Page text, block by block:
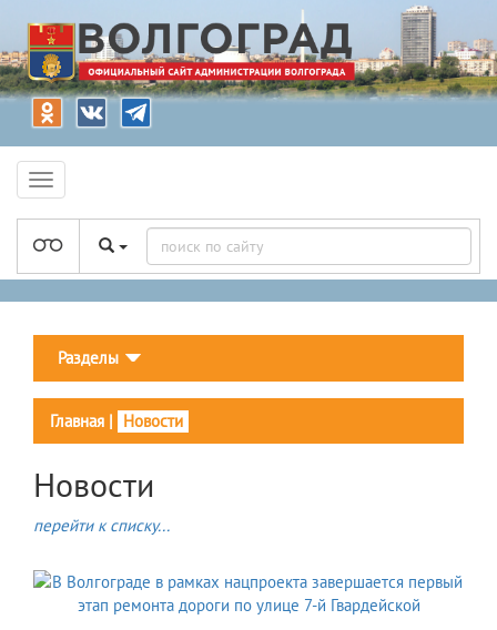
Разделы
Главная | Новости
Новости
перейти к списку...